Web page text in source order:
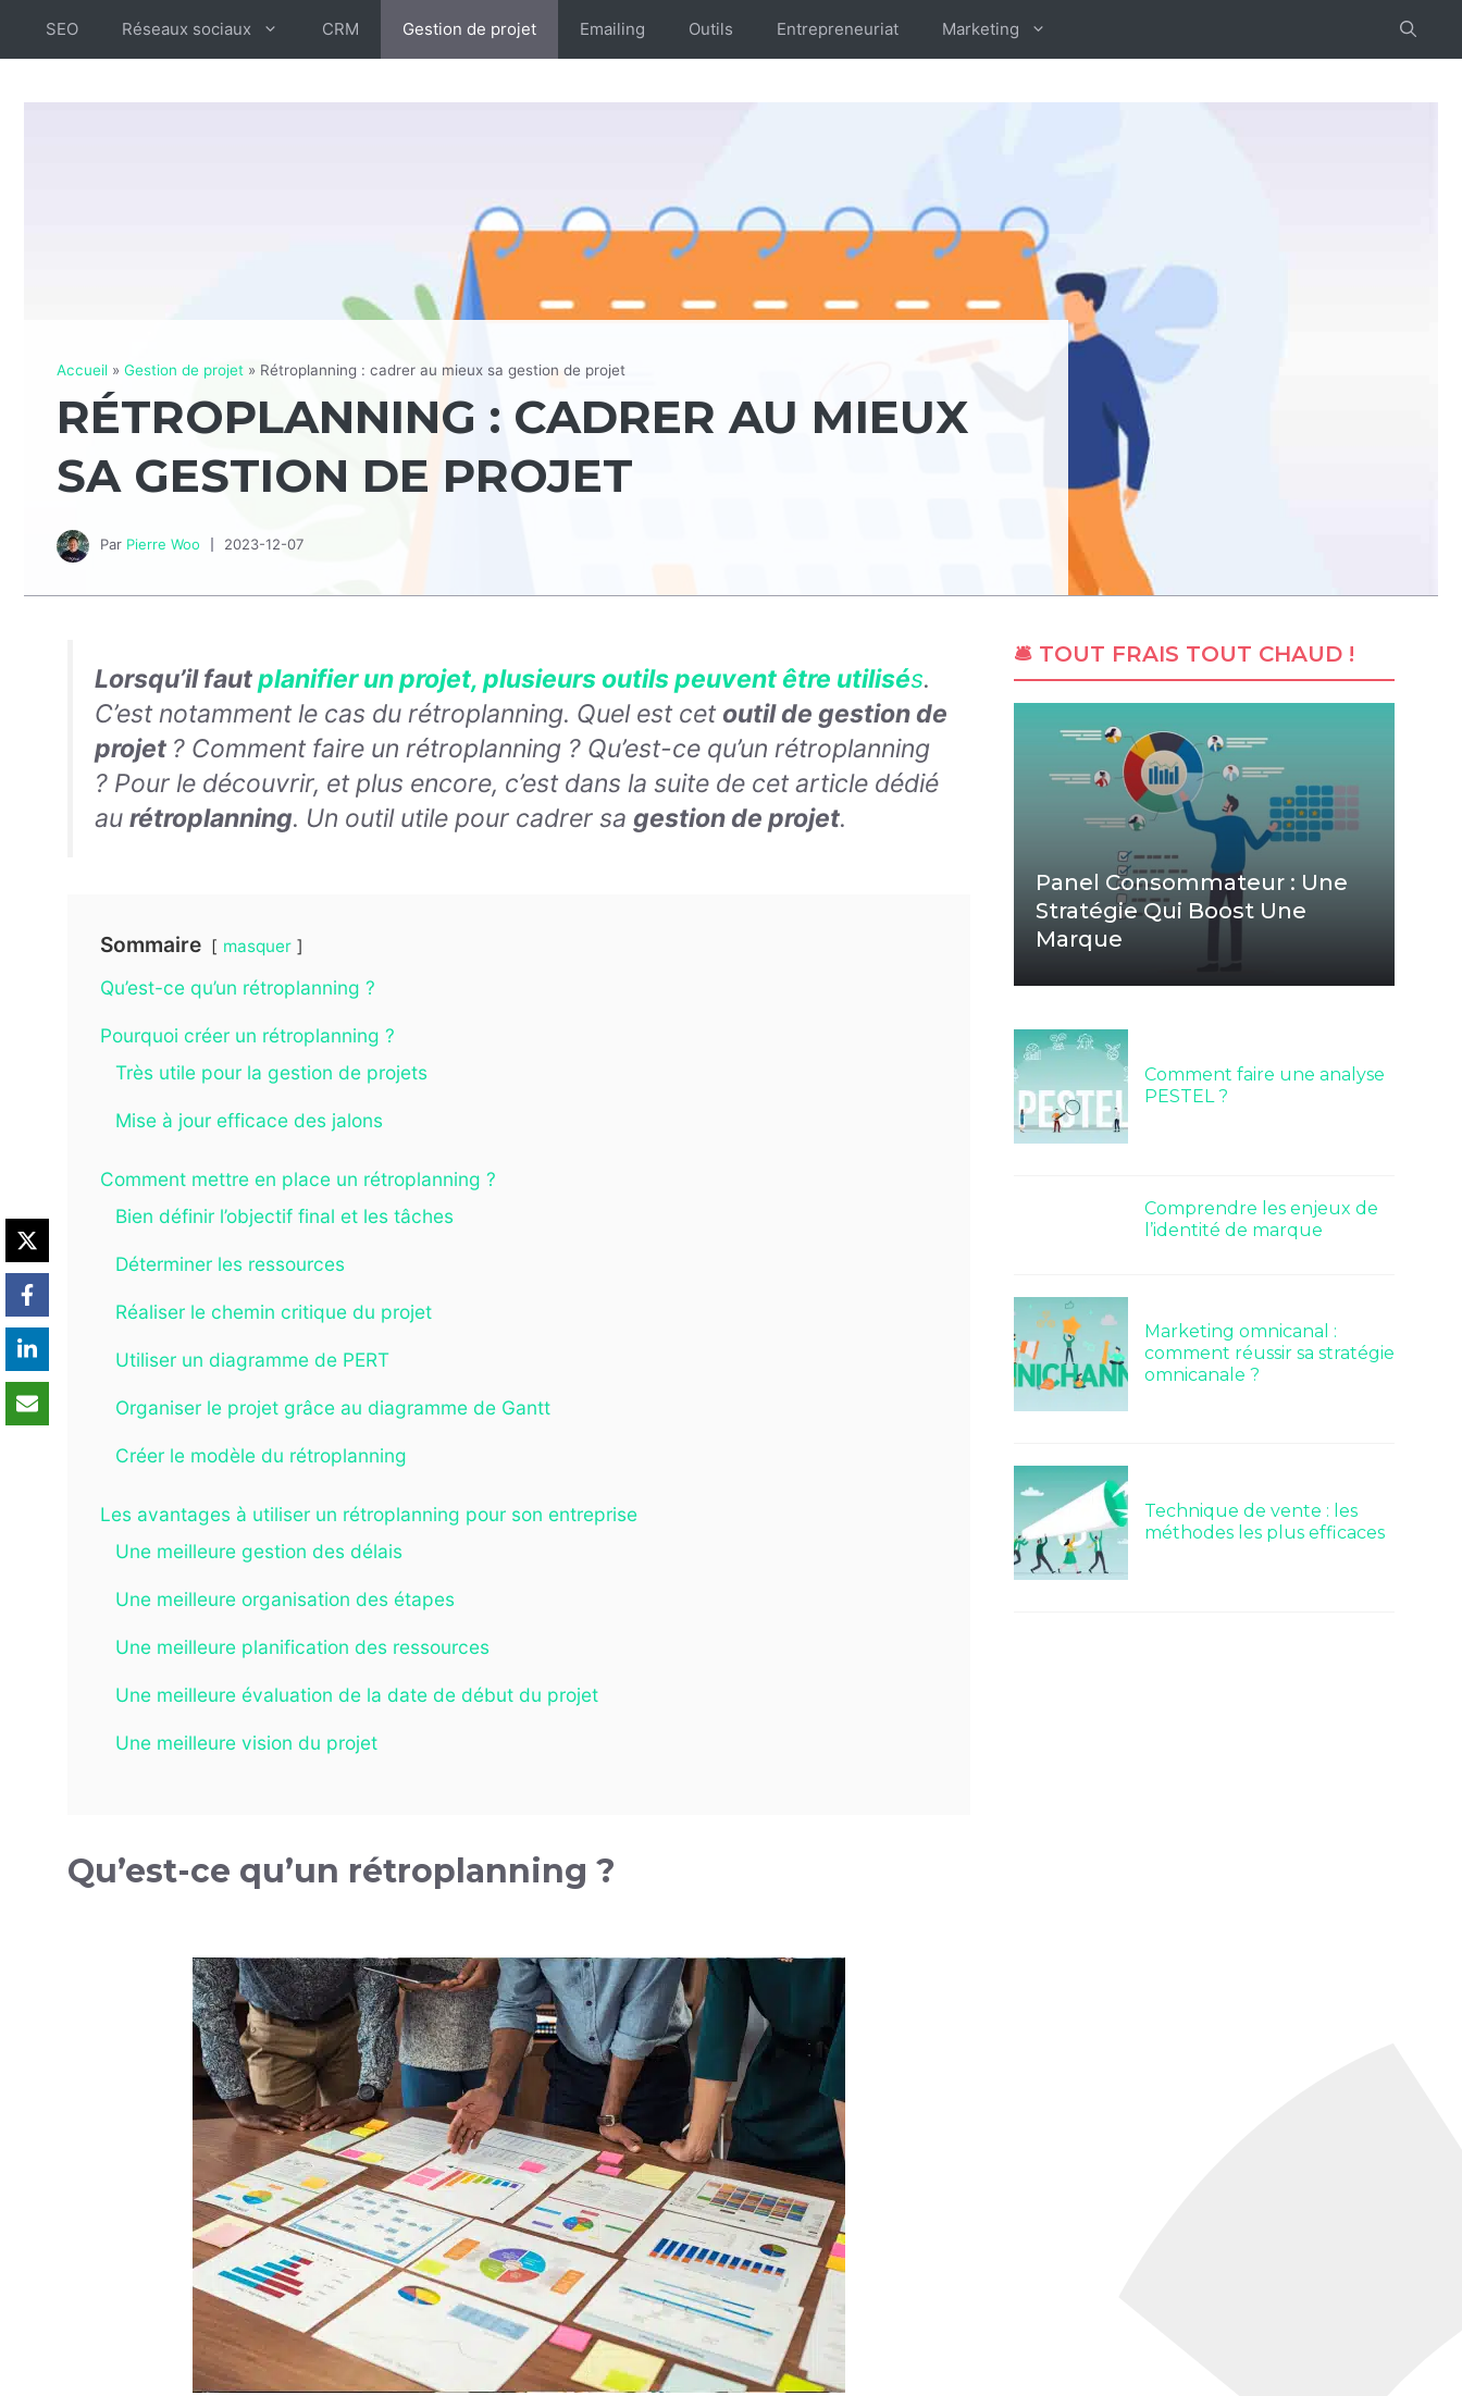
SEO Réseaux sociaux CRM Gestion de projet Emailing Outils Entrepreneuriat Marketing
Accueil » Gestion de projet » Rétroplanning : cadrer au mieux sa gestion de projet
RÉTROPLANNING : CADRER AU MIEUX
SA GESTION DE PROJET
Par Pierre Woo 2023-12-07
Lorsqu’il fautplanifier un projet, plusieurs outils peuvent être utilisés.
C’est notamment le cas du rétroplanning. Quel est cet outil de gestion de
projet ? Comment faire un rétroplanning ? Qu’est-ce qu’un rétroplanning
? Pour le découvrir, et plus encore, c’est dans la suite de cet article dédié
au rétroplanning. Un outil utile pour cadrer sa gestion de projet.
Sommaire masquer
Qu’est-ce qu’un rétroplanning ?
Pourquoi créer un rétroplanning ?
Très utile pour la gestion de projets
Mise à jour efficace des jalons
Comment mettre en place un rétroplanning ?
Bien définir l’objectif final et les tâches
Déterminer les ressources
Réaliser le chemin critique du projet
Utiliser un diagramme de PERT
Organiser le projet grâce au diagramme de Gantt
Créer le modèle du rétroplanning
Les avantages à utiliser un rétroplanning pour son entreprise
Une meilleure gestion des délais
Une meilleure organisation des étapes
Une meilleure planification des ressources
Une meilleure évaluation de la date de début du projet
Une meilleure vision du projet
Qu’est-ce qu’un rétroplanning ?
🛎 TOUT FRAIS TOUT CHAUD !
Panel Consommateur : Une
Stratégie Qui Boost Une
Marque
Comment faire une analyse
PESTEL ?
Comprendre les enjeux de
l’identité de marque
Marketing omnicanal :
comment réussir sa stratégie
omnicanale ?
Technique de vente : les
méthodes les plus efficaces